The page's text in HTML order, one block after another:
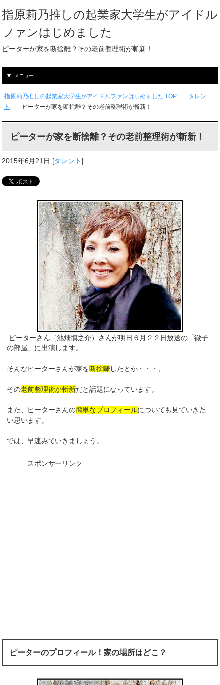
指原莉乃推しの起業家大学生がアイドル
ファンはじめました
ピーターが家を断捨離？その老前整理術が斬新！
メニュー
指原莉乃推しの起業家大学生がアイドルファンはじめました TOP
タレン
ト
ピーターが家を断捨離？その老前整理術が斬新！
ピーターが家を断捨離？その老前整理術が斬新！
2015年6月21日 [タレント]
ピーターさん（池畑慎之介）さんが明日６月２２日放送の「徹子
の部屋」に出演します。
そんなピーターさんが家を断捨離したとか・・・。
その老前整理術が斬新だと話題になっています。
また、ピーターさんの簡単なプロフィールについても見ていきた
い思います。
では、早速みていきましょう。
スポンサーリンク
ピーターのプロフィール！家の場所はどこ？